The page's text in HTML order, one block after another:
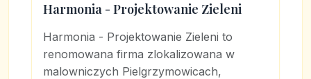
Harmonia - Projektowanie Zieleni
Harmonia - Projektowanie Zieleni to
renomowana firma zlokalizowana w
malowniczych Pielgrzymowicach,